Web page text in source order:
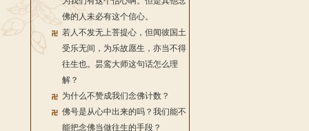
佛的人未必有这个信心。
若人不发无上菩提心，但闻彼国土
受乐无间，为乐故愿生，亦当不得
往生也。昙鸾大师这句话怎么理
解？
为什么不赞成我们念佛计数？
佛号是从心中出来的吗？我们能不
能把念佛当做往生的手段？